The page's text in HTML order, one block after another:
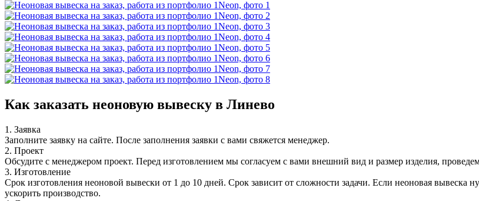
Как заказать неоновую вывеску в Линево
1. Заявка
Заполните заявку на сайте. После заполнения заявки с вами свяжется менеджер.
2. Проект
Обсудите с менеджером проект. Перед изготовлением мы согласуем с вами внешний вид и размер изделия,
3. Изготовление
Срок изготовления неоновой вывески от 1 до 10 дней. Срок зависит от сложности задачи. Если неоновая
ускорить производство.